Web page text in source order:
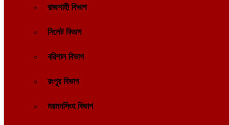
রাজশাহী বিভাগ
সিলেট বিভাগ
বরিশাল বিভাগ
রংপুর বিভাগ
ময়মনসিংহ বিভাগ